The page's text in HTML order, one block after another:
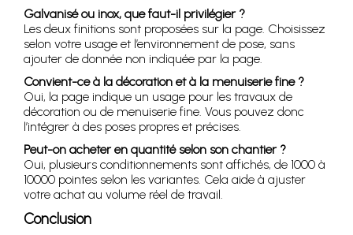
Galvanisé ou inox, que faut-il privilégier ?
Les deux finitions sont proposées sur la page. Choisissez
selon votre usage et l’environnement de pose, sans
ajouter de donnée non indiquée par la page.
Convient-ce à la décoration et à la menuiserie fine ?
Oui, la page indique un usage pour les travaux de
décoration ou de menuiserie fine. Vous pouvez donc
l’intégrer à des poses propres et précises.
Peut-on acheter en quantité selon son chantier ?
Oui, plusieurs conditionnements sont affichés, de 1000 à
10000 pointes selon les variantes. Cela aide à ajuster
votre achat au volume réel de travail.
Conclusion